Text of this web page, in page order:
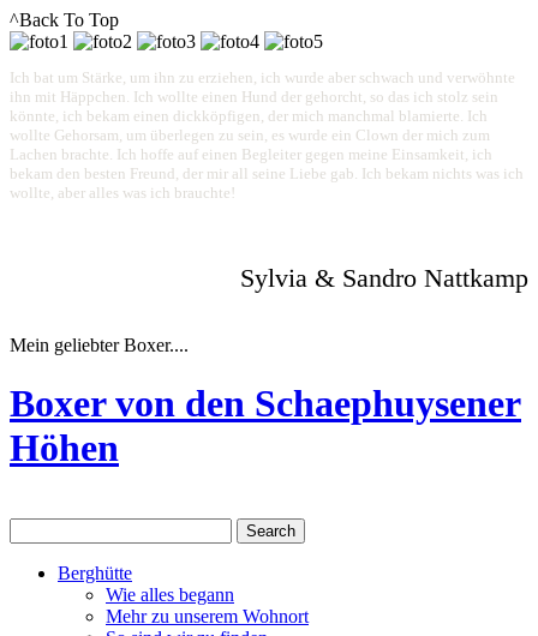
^Back To Top
Ich bat um Stärke, um ihn zu erziehen, ich wurde aber schwach und verwöhnte
ihn mit Häppchen. Ich wollte einen Hund der gehorcht, so das ich stolz sein
könnte, ich bekam einen dickköpfigen, der mich manchmal blamierte. Ich
wollte Gehorsam, um überlegen zu sein, es wurde ein Clown der mich zum
Lachen brachte. Ich hoffe auf einen Begleiter gegen meine Einsamkeit, ich
bekam den besten Freund, der mir all seine Liebe gab. Ich bekam nichts was ich
wollte, aber alles was ich brauchte!
Sylvia & Sandro Nattkamp
Mein geliebter Boxer....
Boxer von den Schaephuysener
Höhen
Berghütte
Wie alles begann
Mehr zu unserem Wohnort